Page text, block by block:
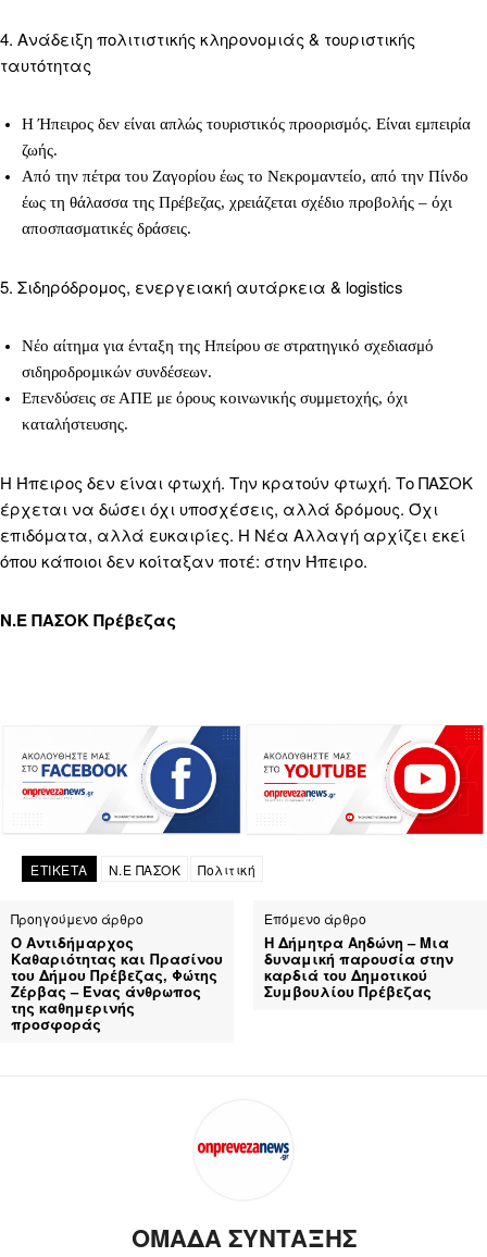
4. Ανάδειξη πολιτιστικής κληρονομιάς & τουριστικής
ταυτότητας
Η Ήπειρος δεν είναι απλώς τουριστικός προορισμός. Είναι εμπειρία
ζωής.
Από την πέτρα του Ζαγορίου έως το Νεκρομαντείο, από την Πίνδο
έως τη θάλασσα της Πρέβεζας, χρειάζεται σχέδιο προβολής – όχι
αποσπασματικές δράσεις.
5. Σιδηρόδρομος, ενεργειακή αυτάρκεια & logistics
Νέο αίτημα για ένταξη της Ηπείρου σε στρατηγικό σχεδιασμό
σιδηροδρομικών συνδέσεων.
Επενδύσεις σε ΑΠΕ με όρους κοινωνικής συμμετοχής, όχι
καταλήστευσης.
Η Ήπειρος δεν είναι φτωχή. Την κρατούν φτωχή. Το ΠΑΣΟΚ
έρχεται να δώσει όχι υποσχέσεις, αλλά δρόμους. Όχι
επιδόματα, αλλά ευκαιρίες. Η Νέα Αλλαγή αρχίζει εκεί
όπου κάποιοι δεν κοίταξαν ποτέ: στην Ήπειρο.
Ν.Ε ΠΑΣΟΚ Πρέβεζας
ΕΤΙΚΕΤΑ Ν.Ε ΠΑΣΟΚ Πολιτική
Προηγούμενο άρθρο
Ο Αντιδήμαρχος
Καθαριότητας και Πρασίνου
του Δήμου Πρέβεζας, Φώτης
Ζέρβας – Ένας άνθρωπος
της καθημερινής
προσφοράς
Επόμενο άρθρο
Η Δήμητρα Αηδώνη – Μια
δυναμική παρουσία στην
καρδιά του Δημοτικού
Συμβουλίου Πρέβεζας
ΟΜΑΔΑ ΣΥΝΤΑΞΗΣ